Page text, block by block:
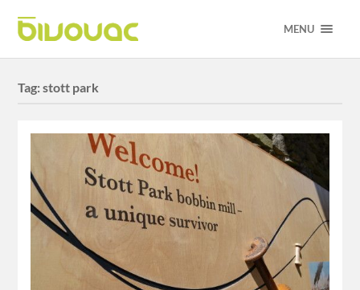
MENU
Tag:stott park